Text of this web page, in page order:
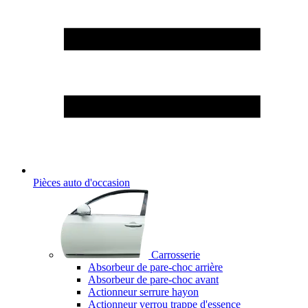
Pièces auto d'occasion
Carrosserie
Absorbeur de pare-choc arrière
Absorbeur de pare-choc avant
Actionneur serrure hayon
Actionneur verrou trappe d'essence